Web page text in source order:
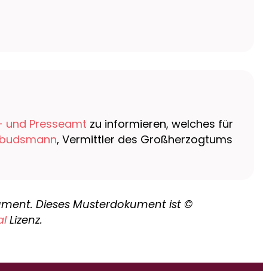
Presseamt zu informieren, welches für
, Vermittler des Großherzogtums
Dieses Musterdokument ist ©
Lizenz.